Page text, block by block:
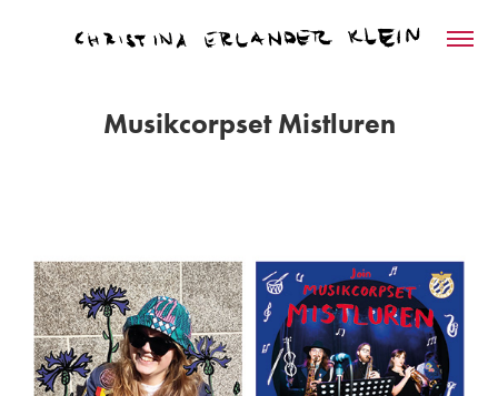
Musikcorpset Mistluren